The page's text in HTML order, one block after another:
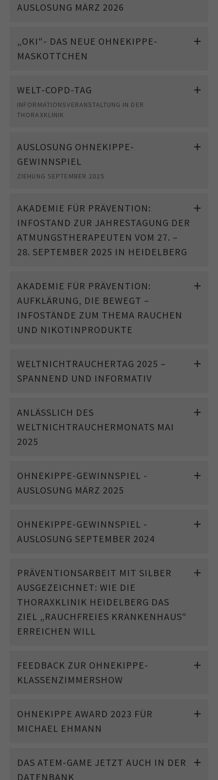
AUSLOSUNG MÄRZ 2026
„OKI“- DAS NEUE OHNEKIPPE-
MASKOTTCHEN
WELT-COPD-TAG
INFORMATIONSVERANSTALTUNG IN DER
THORAXKLINIK
AUSLOSUNG OHNEKIPPE-
GEWINNSPIEL
ZIEHUNG SEPTEMBER 2025
AKADEMIE FÜR PRÄVENTION:
INFOSTAND ZUR JAHRESTAGUNG DER
ATMUNGSTHERAPEUTEN VOM 27. –
28. SEPTEMBER 2025 IN HEIDELBERG
AKADEMIE FÜR PRÄVENTION:
AUFKLÄRUNG, DIE BEWEGT –
INFOSTÄNDE ZUM THEMA RAUCHEN
UND NIKOTINPRODUKTE
WELTNICHTRAUCHERTAG 2025 –
SPANNEND UND INFORMATIV
ANLÄSSLICH DES
WELTNICHTRAUCHERMONATS MAI
2025
OHNEKIPPE-GEWINNSPIEL -
AUSLOSUNG MÄRZ 2025
OHNEKIPPE-GEWINNSPIEL -
AUSLOSUNG SEPTEMBER 2024
PRÄVENTIONSARBEIT MIT SILBER
AUSGEZEICHNET: WIE DIE
THORAXKLINIK HEIDELBERG DAS
ZIEL „RAUCHFREIES KRANKENHAUS“
ERREICHEN WILL
FEEDBACK ZUR OHNEKIPPE-
KLASSENZIMMERSHOW
OHNEKIPPE AWARD 2023 FÜR
MICHAEL EHMANN
DAS ATEM-GAME JETZT AUCH IN DER
DATENBANK